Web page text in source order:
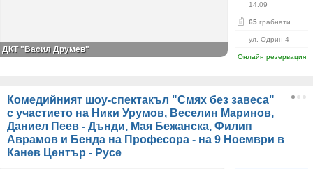
14.09
65 грабнати
ул. Одрин 4
Онлайн резервация
ДКТ "Васил Друмев"
Комедийният шоу-спектакъл "Смях без завеса"
с участието на Ники Урумов, Веселин Маринов,
Даниел Пеев - Дънди, Мая Бежанска, Филип
Аврамов и Бенда на Професора - на 9 Ноември в
Канев Център - Русе